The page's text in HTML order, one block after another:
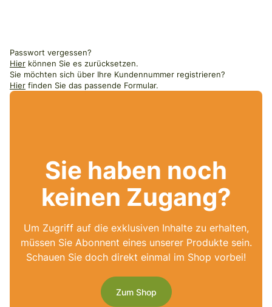
Passwort vergessen?
Hier können Sie es zurücksetzen.
Sie möchten sich über Ihre Kundennummer registrieren?
Hier finden Sie das passende Formular.
Sie haben noch
keinen Zugang?
Um Zugriff auf die exklusiven Inhalte zu erhalten,
müssen Sie Abonnent eines unserer Produkte sein.
Schauen Sie doch direkt einmal im Shop vorbei!
Zum Shop